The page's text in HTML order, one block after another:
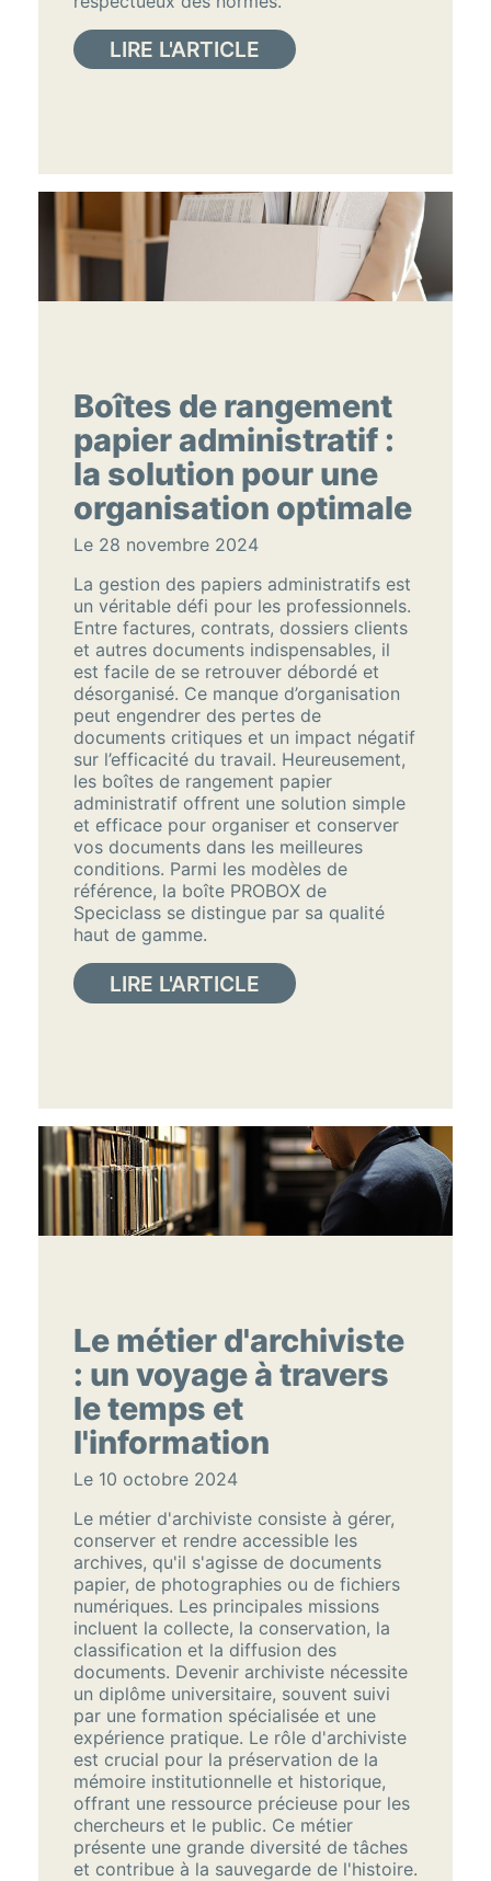
LIRE L'ARTICLE
Boîtes de rangement
papier administratif :
la solution pour une
organisation optimale
Le 28 novembre 2024
La gestion des papiers administratifs est
un véritable défi pour les professionnels.
Entre factures, contrats, dossiers clients
et autres documents indispensables, il
est facile de se retrouver débordé et
désorganisé. Ce manque d’organisation
peut engendrer des pertes de
documents critiques et un impact négatif
sur l’efficacité du travail. Heureusement,
les boîtes de rangement papier
administratif offrent une solution simple
et efficace pour organiser et conserver
vos documents dans les meilleures
conditions. Parmi les modèles de
référence, la boîte PROBOX de
Speciclass se distingue par sa qualité
haut de gamme.
LIRE L'ARTICLE
Le métier d'archiviste
: un voyage à travers
le temps et
l'information
Le 10 octobre 2024
Le métier d'archiviste consiste à gérer,
conserver et rendre accessible les
archives, qu'il s'agisse de documents
papier, de photographies ou de fichiers
numériques. Les principales missions
incluent la collecte, la conservation, la
classification et la diffusion des
documents. Devenir archiviste nécessite
un diplôme universitaire, souvent suivi
par une formation spécialisée et une
expérience pratique. Le rôle d'archiviste
est crucial pour la préservation de la
mémoire institutionnelle et historique,
offrant une ressource précieuse pour les
chercheurs et le public. Ce métier
présente une grande diversité de tâches
et contribue à la sauvegarde de l'histoire.